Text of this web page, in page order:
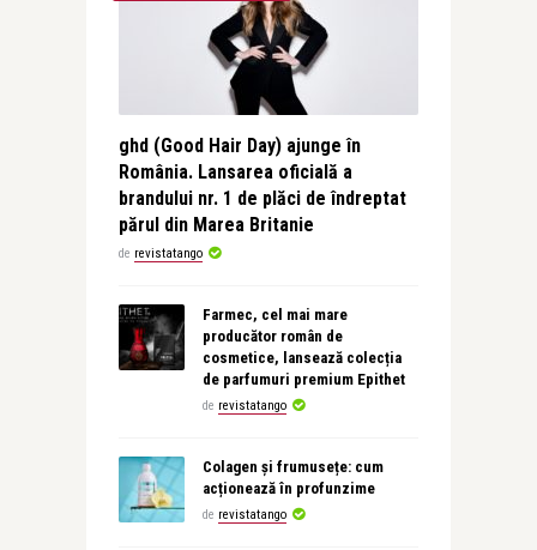
ghd (Good Hair Day) ajunge în
România. Lansarea oficială a
brandului nr. 1 de plăci de îndreptat
părul din Marea Britanie
de revistatango
Farmec, cel mai mare
producător român de
cosmetice, lansează colecția
de parfumuri premium Epithet
de revistatango
Colagen și frumusețe: cum
acționează în profunzime
de revistatango